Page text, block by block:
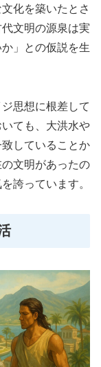
化を築いたとさ
文明の源泉は実
」との仮説を生
思想に根差して
ても、大洪水や
していることか
文明があったの
誇っています。